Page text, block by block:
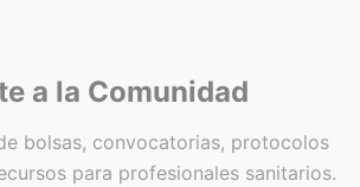
a la Comunidad
bolsas, convocatorias, protocolos
para profesionales sanitarios.